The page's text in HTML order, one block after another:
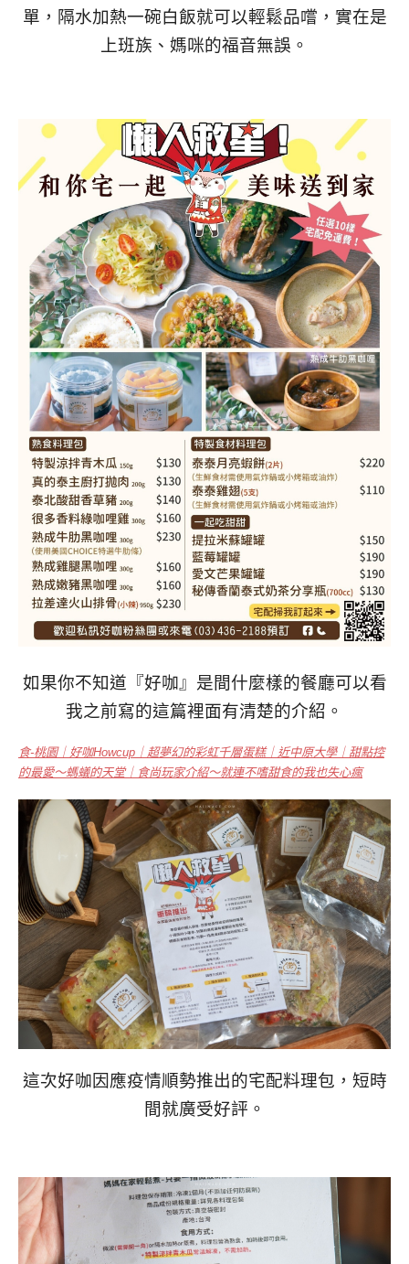
單，隔水加熱一碗白飯就可以輕鬆品嚐，實在是
上班族、媽咪的福音無誤。
如果你不知道『好咖』是間什麼樣的餐廳可以看
我之前寫的這篇裡面有清楚的介紹。
食-桃園｜好咖Howcup｜超夢幻的彩虹千層蛋糕｜近中原大學｜甜點控
的最愛～螞蟻的天堂｜食尚玩家介紹～就連不嗜甜食的我也失心瘋
這次好咖因應疫情順勢推出的宅配料理包，短時
間就廣受好評。